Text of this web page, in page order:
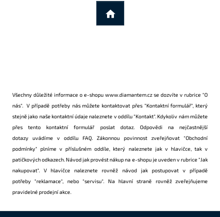
Všechny důležité informace o e-shopu www.diamantem.cz se dozvíte v rubrice "O
nás" . V případě potřeby nás můžete kontaktovat přes "Kontaktní formulář" , který
stejně jako naše kontaktní údaje naleznete v oddílu"Kontakt" . Kdykoliv nám můžete
přes tentokontaktní formulář poslat dotaz. Odpovědi na nejčastnější
dotazy uvádíme v oddílu FAQ . Zákonnou povinnost zveřejňovat "Obchodní
podmínky" plníme v příslušném oddíle, který naleznete jak v hlavičce, tak v
patičkových odkazech. Návod jak provést nákup na e-shopu je uveden v rubrice"Jak
nakupovat" . V hlavičce naleznete rovněž návod jak postupovat v případě
potřeby"reklamace" , nebo"servisu" . Na hlavní straně rovněž zveřejňujeme
pravidelné prodejníakce